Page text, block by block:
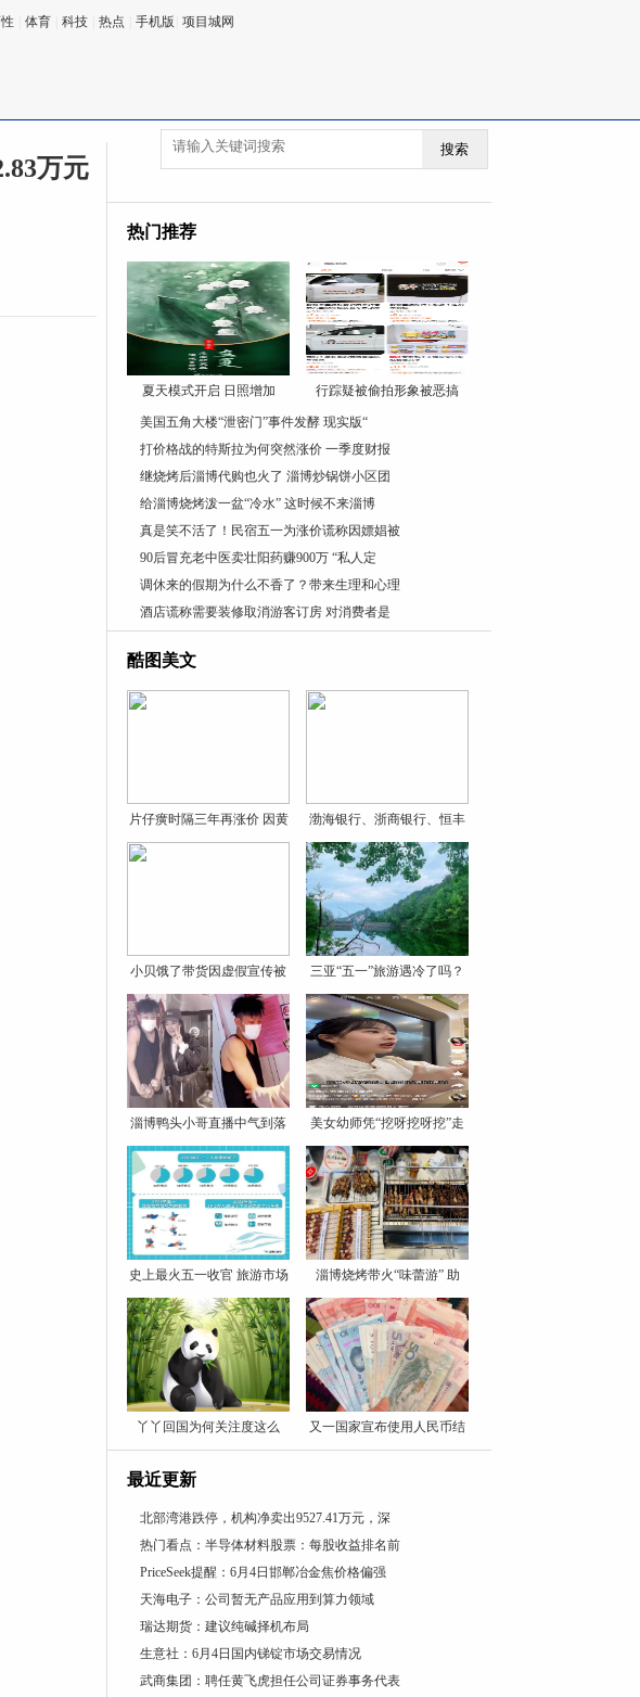
体育 科技 热点 手机版 项目城网
搜索
万元
热门推荐
夏天模式开启 日照增加 行踪疑被偷拍形象被恶搞
美国五角大楼“泄密门”事件发酵 现实版“
打价格战的特斯拉为何突然涨价 一季度财报
继烧烤后淄博代购也火了 淄博炒锅饼小区团
给淄博烧烤泼一盆“冷水” 这时候不来淄博
真是笑不活了！民宿五一为涨价谎称因嫖娼被
90后冒充老中医卖壮阳药赚900万 “私人定
调休来的假期为什么不香了？带来生理和心理
酒店谎称需要装修取消游客订房 对消费者是
酷图美文
片仔癀时隔三年再涨价 因黄
渤海银行、浙商银行、恒丰
银
小贝饿了带货因虚假宣传被
罚
三亚“五一”旅游遇冷了吗？
淄博鸭头小哥直播中气到落
泪
美女幼师凭“挖呀挖呀挖”走
史上最火五一收官 旅游市场 淄博烧烤带火“味蕾游” 助
丫丫回国为何关注度这么
高？
又一国家宣布使用人民币结
算
最近更新
北部湾港跌停，机构净卖出9527.41万元，深
热门看点：半导体材料股票：每股收益排名前
PriceSeek提醒：6月4日邯郸冶金焦价格偏强
天海电子：公司暂无产品应用到算力领域
瑞达期货：建议纯碱择机布局
生意社：6月4日国内锑锭市场交易情况
武商集团：聘任黄飞虎担任公司证券事务代表